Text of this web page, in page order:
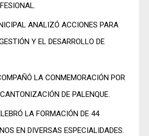
ANALIZÓ ACCIONES PARA
Y EL DESARROLLO DE
LA CONMEMORACIÓN POR
DE PALENQUE.
LA FORMACIÓN DE 44
EN DIVERSAS ESPECIALIDADES.